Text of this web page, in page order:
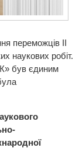
переможців ІІ
наукових робіт.
був єдиним